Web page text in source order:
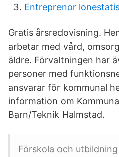
Entreprenor
Gratis årsredovisning.
arbetar med vård,
äldre. Förvaltningen har
personer med
ansvarar för kommunal
information om
Barn/Teknik Halmstad.
Förskola och